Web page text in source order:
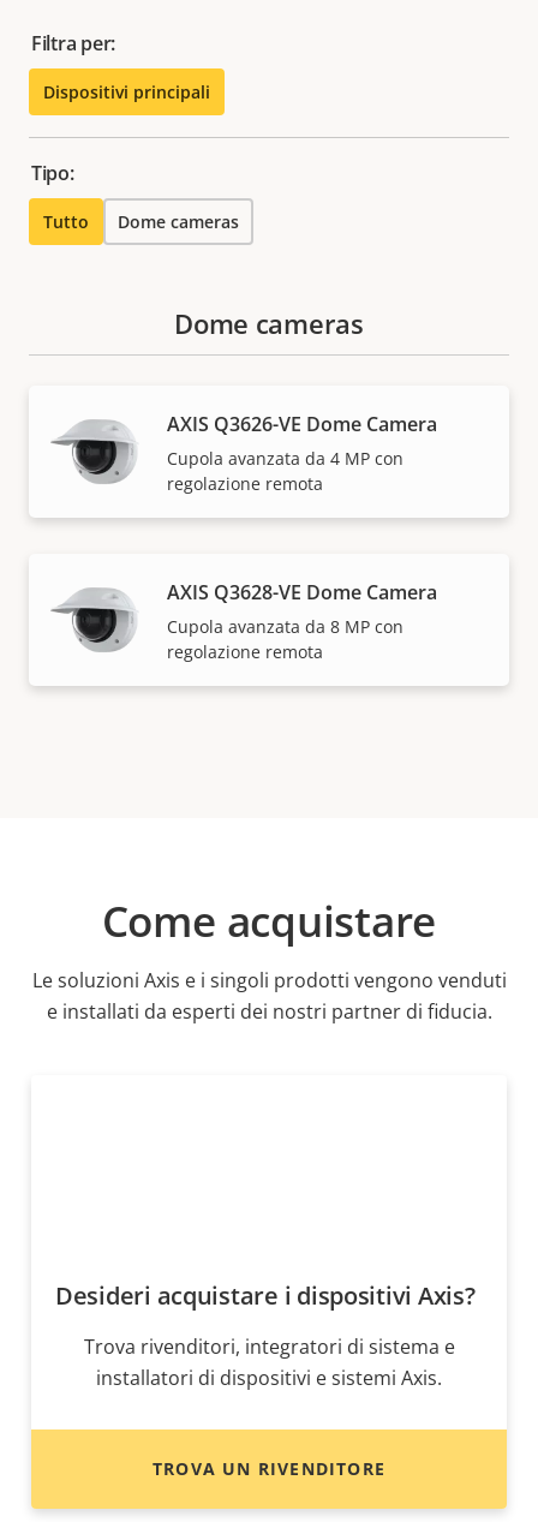
Filtra per:
Dispositivi principali
Tipo:
Tutto Dome cameras
Dome cameras
AXIS Q3626-VE Dome Camera
Cupola avanzata da 4 MP con
regolazione remota
AXIS Q3628-VE Dome Camera
Cupola avanzata da 8 MP con
regolazione remota
Come acquistare
Le soluzioni Axis e i singoli prodotti vengono venduti
e installati da esperti dei nostri partner di fiducia.
Desideri acquistare i dispositivi Axis?
Trova rivenditori, integratori di sistema e
installatori di dispositivi e sistemi Axis.
TROVA UN RIVENDITORE